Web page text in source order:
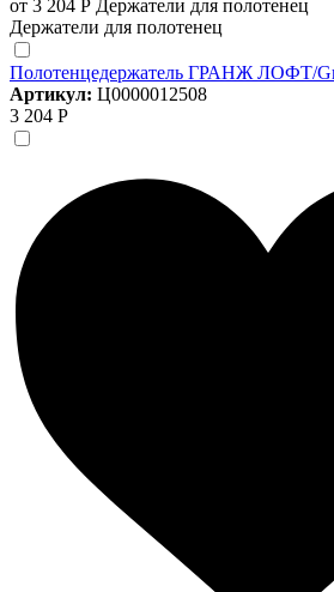
от 3 204 Р Держатели для полотенец
Держатели для полотенец
Полотенцедержатель ГРАНЖ ЛОФТ/
Артикул: Ц0000012508
3 204 Р